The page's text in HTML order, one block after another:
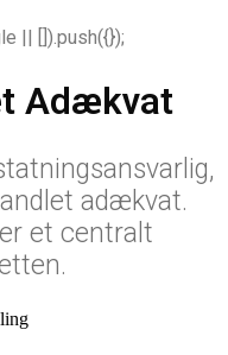
|| []).push({});
Adækvat
adækvat.
et centralt